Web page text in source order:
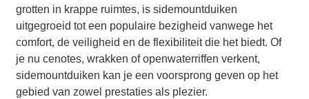
grotten in krappe ruimtes, is sidemountduiken
uitgegroeid tot een populaire bezigheid vanwege het
comfort, de veiligheid en de flexibiliteit die het biedt. Of
je nu cenotes, wrakken of openwaterriffen verkent,
sidemountduiken kan je een voorsprong geven op het
gebied van zowel prestaties als plezier.